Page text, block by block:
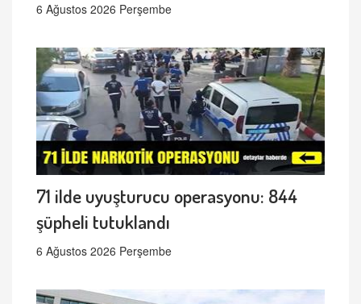
6 Ağustos 2026 Perşembe
71 ilde uyuşturucu operasyonu: 844
şüpheli tutuklandı
6 Ağustos 2026 Perşembe